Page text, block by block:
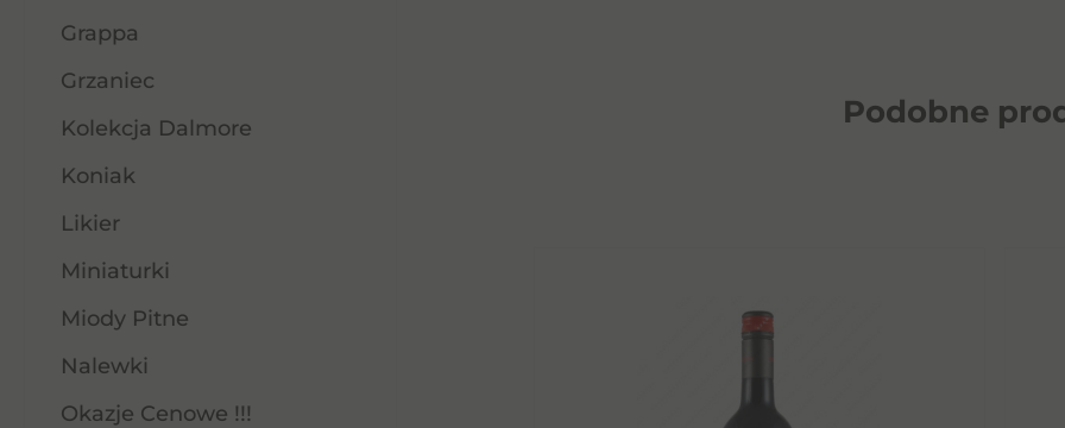
Grappa
Grzaniec
Kolekcja Dalmore
Koniak
Likier
Miniaturki
Miody Pitne
Nalewki
Okazje Cenowe !!!
Podobne